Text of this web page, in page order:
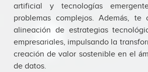
artificial y tecnologías
problemas complejos. Además, te
alineación de estrategias
empresariales, impulsando la
creación de valor sostenible en el
de datos.